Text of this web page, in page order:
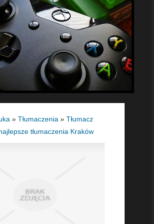
» Tłumaczenia » Tłumacz
tłumaczenia Kraków